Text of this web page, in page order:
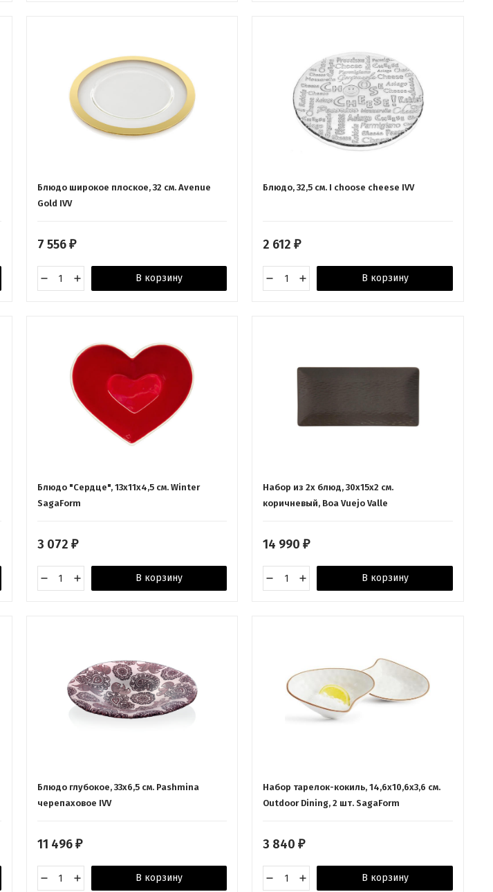
Блюдо широкое плоское, 32 см. Avenue
Gold IVV
7 556 ₽
В корзину
Блюдо, 32,5 см. I choose cheese IVV
2 612₽
В корзину
Блюдо "Сердце", 13x11x4,5 см. Winter
SagaForm
3 072 ₽
В корзину
Набор из 2х блюд, 30x15x2 см.
коричневый, Boa Vuejo Valle
14 990₽
В корзину
Блюдо глубокое, 33x6,5 см. Pashmina
черепаховое IVV
11 496 ₽
В корзину
Набор тарелок-кокиль, 14,6x10,6x3,6 см.
Outdoor Dining, 2 шт. SagaForm
3 840₽
В корзину